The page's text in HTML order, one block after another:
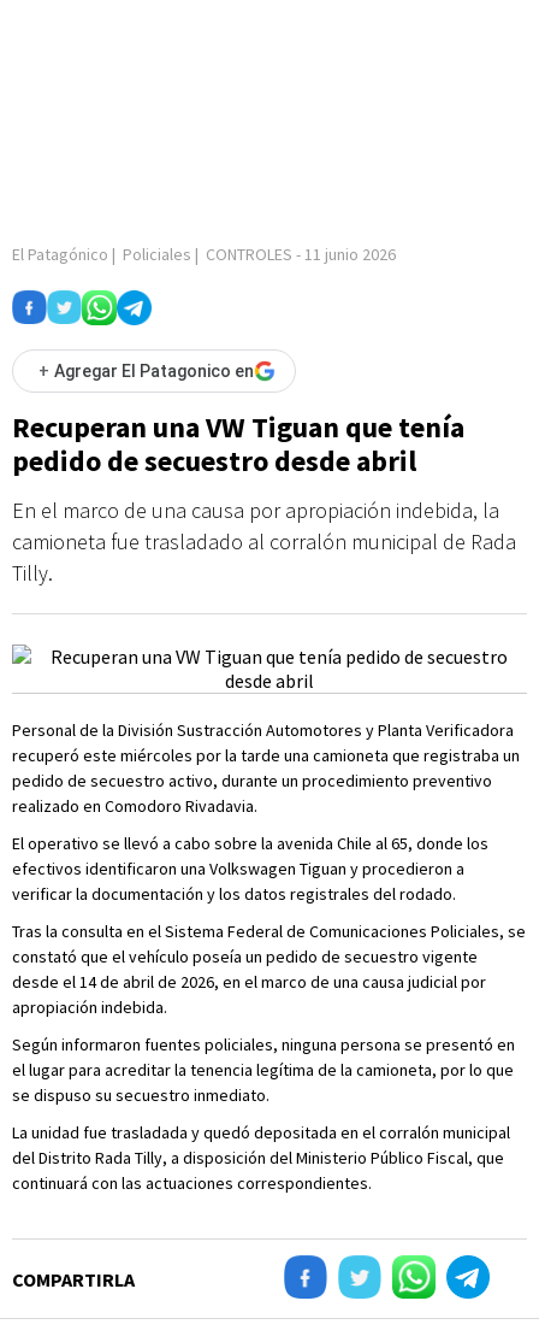
El Patagónico | Policiales | CONTROLES - 11 junio 2026
+ Agregar El Patagonico en
Recuperan una VW Tiguan que tenía
pedido de secuestro desde abril
En el marco de una causa por apropiación indebida, la
camioneta fue trasladado al corralón municipal de Rada
Tilly.
Personal de la División Sustracción Automotores y Planta Verificadora
recuperó este miércoles por la tarde una camioneta que registraba un
pedido de secuestro activo, durante un procedimiento preventivo
realizado en Comodoro Rivadavia.
El operativo se llevó a cabo sobre la avenida Chile al 65, donde los
efectivos identificaron una Volkswagen Tiguan y procedieron a
verificar la documentación y los datos registrales del rodado.
Tras la consulta en el Sistema Federal de Comunicaciones Policiales, se
constató que el vehículo poseía un pedido de secuestro vigente
desde el 14 de abril de 2026, en el marco de una causa judicial por
apropiación indebida.
Según informaron fuentes policiales, ninguna persona se presentó en
el lugar para acreditar la tenencia legítima de la camioneta, por lo que
se dispuso su secuestro inmediato.
La unidad fue trasladada y quedó depositada en el corralón municipal
del Distrito Rada Tilly, a disposición del Ministerio Público Fiscal, que
continuará con las actuaciones correspondientes.
COMPARTIRLA